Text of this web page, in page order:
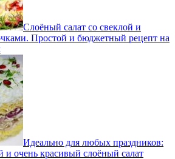
Слоёный салат со свеклой и
Простой и бюджетный рецепт на
Идеально для любых праздников:
очень красивый слоёный салат